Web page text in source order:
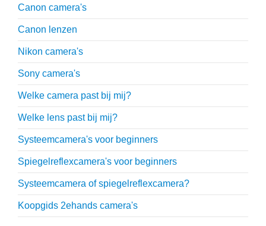
Canon camera's
Canon lenzen
Nikon camera's
Sony camera's
Welke camera past bij mij?
Welke lens past bij mij?
Systeemcamera's voor beginners
Spiegelreflexcamera's voor beginners
Systeemcamera of spiegelreflexcamera?
Koopgids 2ehands camera's